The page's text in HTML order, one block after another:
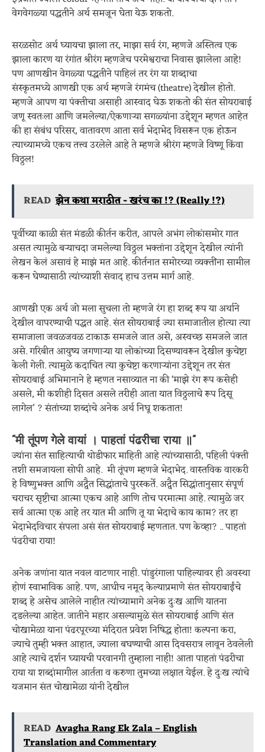
वेगवेगळ्या पद्धतीने अर्थ समजून घेता येऊ शकतो.
सरळसोट अर्थ घ्यायचा झाला तर, माझा सर्व रंग, म्हणजे अस्तित्व एक
झाला कारण या रंगांत श्रीरंग म्हणजेच परमेश्वराचा निवास झालेला आहे!
पण आणखीन वेगळ्या पद्धतीने पाहिलं तर रंग या शब्दाचा
संस्कृतमध्ये आणखी एक अर्थ म्हणजे रंगमंच (theatre) देखील होतो.
म्हणजे आपण या पंक्तीचा असाही आस्वाद घेऊ शकतो की संत सोयराबाई
जणू स्वतःला आणि जमलेल्या/ऐकणाऱ्या सगळ्यांना उद्देशून म्हणत आहेत
की हा संबंध परिसर, वातावरण आता सर्व भेदाभेद विसरून एक होऊन
त्याच्यामध्ये एकच तत्त्व उरलेले आहे ते म्हणजे श्रीरंग म्हणजे विष्णू किंवा
विठ्ठल!
READ झेन कथा मराठीत - खरंच का !? (Really !?)
पूर्वीच्या काळी संत मंडळी कीर्तन करीत, आपले अभंग लोकांसमोर गात
असत त्यामुळे बऱ्याचदा जमलेल्या विठ्ठल भक्तांना उद्देशून देखील त्यांनी
लेखन केलं असावं हे माझं मत आहे. कीर्तनात समोरच्या व्यक्तींना सामील
करून घेण्यासाठी त्यांच्याशी संवाद हाच उत्तम मार्ग आहे.
आणखी एक अर्थ जो मला सुचला तो म्हणजे रंग हा शब्द रूप या अर्थाने
देखील वापरण्याची पद्धत आहे. संत सोयराबाई ज्या समाजातील होत्या त्या
समाजाला जवळजवळ टाकाऊ समजले जात असे, अस्वच्छ समजले जात
असे. गरिबीत आयुष्य जगणाऱ्या या लोकांच्या दिसण्यावरून देखील कुचेष्टा
केली गेली. त्यामुळे कदाचित त्या कुचेष्टा करणाऱ्यांना उद्देशून तर संत
सोयराबाई अभिमानाने हे म्हणत नसाव्यात ना की ‘माझे रंग रूप कसेही
असले, मी कशीही दिसत असले तरीही आता यात विठ्ठलाचे रूप दिसू
लागेल’ ? संतांच्या शब्दांचे अनेक अर्थ निघू शकतात!
“मी तूंपण गेले वायां । पाहतां पंढरीचा राया ॥”
ज्यांना संत साहित्याची थोडीफार माहिती आहे त्यांच्यासाठी, पहिली पंक्ती
तशी समजायला सोपी आहे. मी तूंपण म्हणजे भेदाभेद. वास्तविक वारकरी
हे विष्णुभक्त आणि अद्वैत सिद्धांताचे पुरस्कर्ते. अद्वैत सिद्धांतानुसार संपूर्ण
चराचर सृष्टीचा आत्मा एकच आहे आणि तोच परमात्मा आहे. त्यामुळे जर
सर्व आत्मा एक आहे तर यात मी आणि तू या भेदाचे काय काम? तर हा
भेदाभेदविचार संपला असं संत सोयराबाई म्हणतात. पण केव्हा? .. पाहतां
पंढरीचा राया!
अनेक जणांना यात नवल वाटणार नाही. पांडुरंगाला पाहिल्यावर ही अवस्था
होणं स्वाभाविक आहे. पण, आधीच नमूद केल्याप्रमाणे संत सोयराबाईंचे
शब्द हे असेच आलेले नाहीत त्यांच्यामागे अनेक दुःख आणि यातना
दडलेल्या आहेत. जातीने महार असल्यामुळे संत सोयराबाई आणि संत
चोखामेळा याना पंढरपूरच्या मंदिरात प्रवेश निषिद्ध होता! कल्पना करा,
ज्याचे तुम्ही भक्त आहात, ज्याला बघण्याची आस दिवसरात्र लावून ठेवलेली
आहे त्याचे दर्शन घ्यायची परवानगी तुम्हाला नाही! आता पाहतां पंढरीचा
राया या शब्दांमागील आर्तता व करुणा तुमच्या लक्षात येईल. हे दुःख त्यांचे
यजमान संत चोखामेळा यांनी देखील
READ Avagha Rang Ek Zala – English
Translation and Commentary